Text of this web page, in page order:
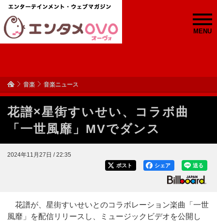
MENU
音楽 音楽ニュース
花譜×星街すいせい、コラボ曲
「一世風靡」MVでダンス
2024年11月27日 / 22:35
送る
シェア
ポスト
花譜が、星街すいせいとのコラボレーション楽曲「一世
風靡」を配信リリースし、ミュージックビデオを公開し